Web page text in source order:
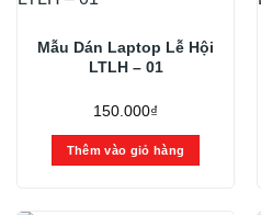
Mẫu Dán Laptop Lễ Hội
LTLH – 01
150.000₫
Thêm vào giỏ hàng